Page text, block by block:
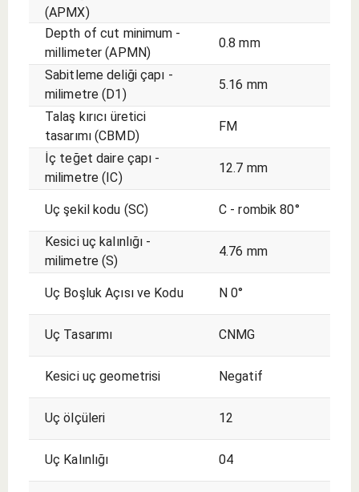
(APMX)
Depth of cut minimum -
millimeter (APMN)
0.8 mm
Sabitleme deliği çapı -
milimetre (D1)
5.16 mm
Talaş kırıcı üretici
tasarımı (CBMD)
FM
İç teğet daire çapı -
milimetre (IC)
12.7 mm
Uç şekil kodu (SC) C - rombik 80°
Kesici uç kalınlığı -
milimetre (S)
4.76 mm
Uç Boşluk Açısı ve Kodu N 0°
Uç Tasarımı CNMG
Kesici uç geometrisi Negatif
Uç ölçüleri 12
Uç Kalınlığı 04